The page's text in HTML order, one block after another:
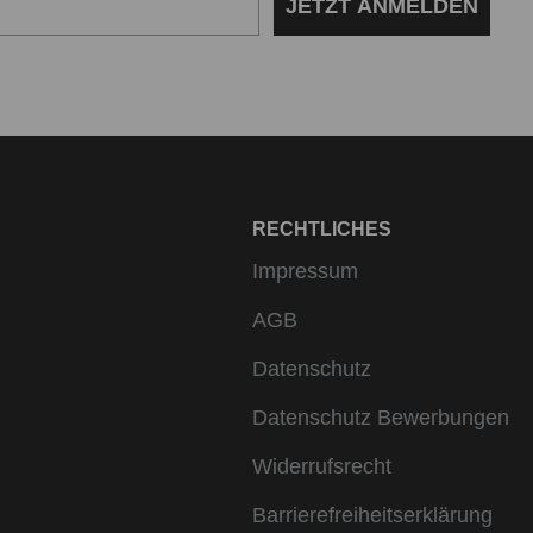
JETZT ANMELDEN
RECHTLICHES
Impressum
AGB
Datenschutz
Datenschutz Bewerbungen
Widerrufsrecht
Barrierefreiheitserklärung